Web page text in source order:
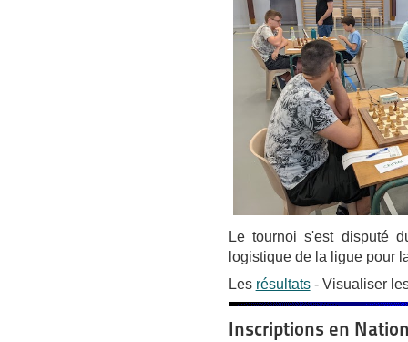
Le tournoi s'est disputé
logistique de la ligue pour
Les résultats- Visualiser
Inscriptions en